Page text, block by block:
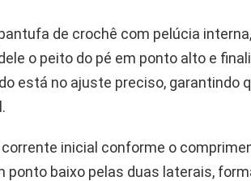
de crochê com pelúcia
o peito do pé em ponto alto e
está no ajuste preciso, garantindo
inicial conforme o
ponto baixo pelas duas laterais,